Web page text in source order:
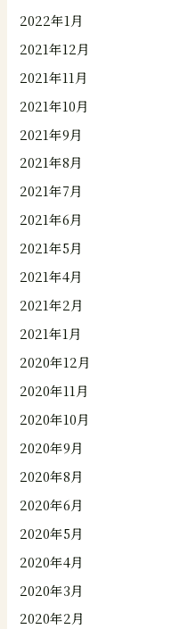
2022年1月
2021年12月
2021年11月
2021年10月
2021年9月
2021年8月
2021年7月
2021年6月
2021年5月
2021年4月
2021年2月
2021年1月
2020年12月
2020年11月
2020年10月
2020年9月
2020年8月
2020年6月
2020年5月
2020年4月
2020年3月
2020年2月